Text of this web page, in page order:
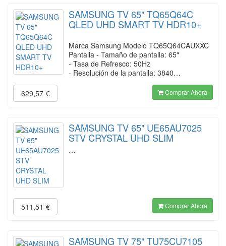
SAMSUNG TV 65" TQ65Q64C
QLED UHD SMART TV HDR10+
Marca Samsung Modelo TQ65Q64CAUXXC
Pantalla - Tamaño de pantalla: 65"
- Tasa de Refresco: 50Hz
- Resolución de la pantalla: 3840…
629,57 € Comprar Ahora
SAMSUNG TV 65" UE65AU7025
STV CRYSTAL UHD SLIM
…
511,51 € Comprar Ahora
SAMSUNG TV 75" TU75CU7105